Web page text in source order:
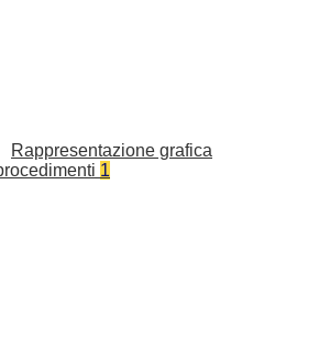
Rappresentazione grafica
1